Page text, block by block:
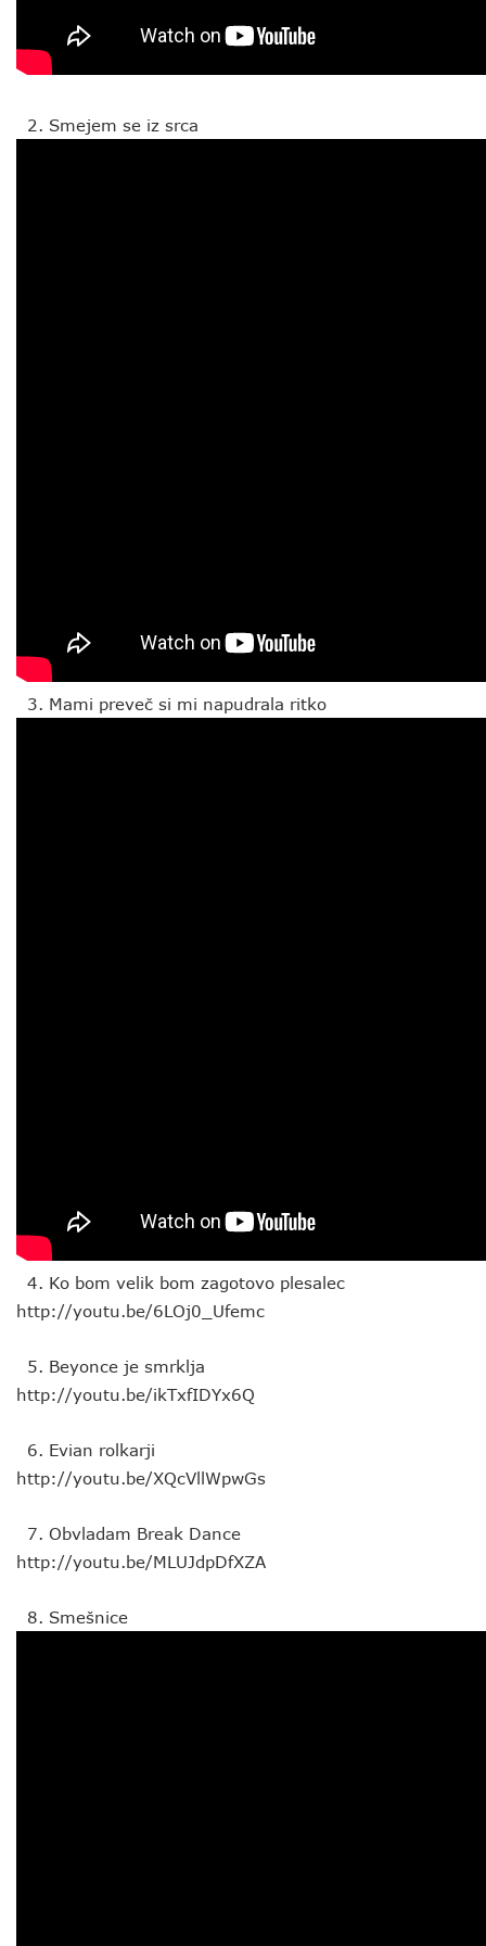
Smejem se iz srca
Mami preveč si mi napudrala ritko
Ko bom velik bom zagotovo plesalec
http://youtu.be/6LOj0_Ufemc
Beyonce je smrklja
http://youtu.be/ikTxfIDYx6Q
Evian rolkarji
http://youtu.be/XQcVllWpwGs
Obvladam Break Dance
http://youtu.be/MLUJdpDfXZA
Smešnice